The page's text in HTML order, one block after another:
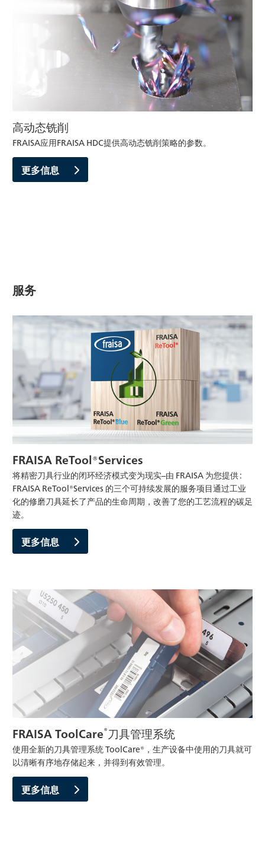
高动态铣削
FRAISA应用FRAISA HDC提供高动态铣削策略的参数。
更多信息
服务
FRAISA ReTool®Services
将精密刀具行业的闭环经济模式变为现实–由 FRAISA 为您提供 :
FRAISA ReTool®Services 的三个可持续发展的服务项目通过工业
化的修磨刀具延长了产品的生命周期，改善了您的工艺流程的碳足
迹。
更多信息
FRAISA ToolCare®刀具管理系统
使用全新的刀具管理系统 ToolCare®，生产设备中使用的刀具就可
以清晰有序地存储起来，并得到有效管理。
更多信息